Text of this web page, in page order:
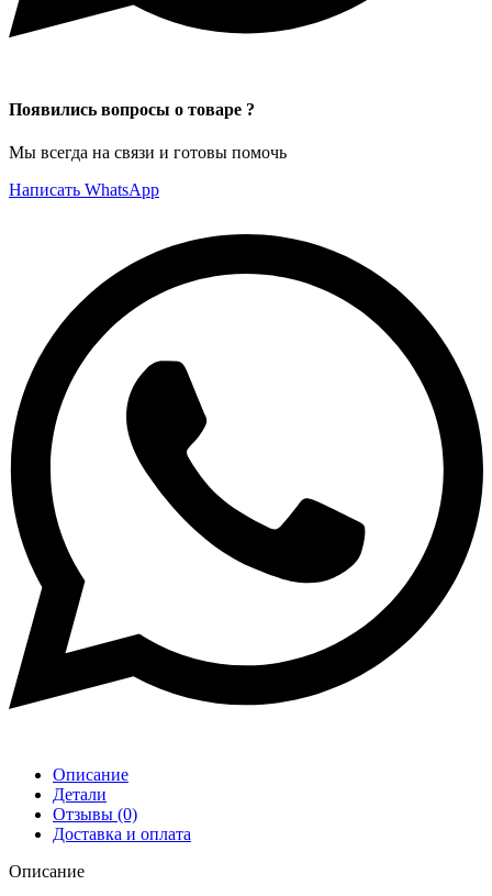
Появились вопросы о товаре ?
Мы всегда на связи и готовы помочь
Написать WhatsApp
Описание
Детали
Отзывы (0)
Доставка и оплата
Описание